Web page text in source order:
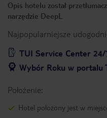
Opis hotelu został
narzędzie DeepL
Najpopularniejsze
TUI Service Center
Wybór Roku w portalu
Położenie:
Hotel położony jest w